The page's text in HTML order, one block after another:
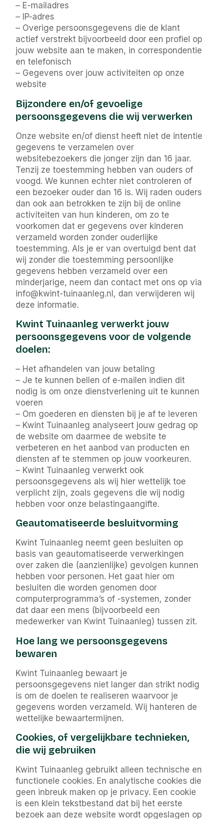
– E-mailadres
– IP-adres
– Overige persoonsgegevens die de klant
actief verstrekt bijvoorbeeld door een profiel op
jouw website aan te maken, in correspondentie
en telefonisch
– Gegevens over jouw activiteiten op onze
website
Bijzondere en/of gevoelige
persoonsgegevens die wij verwerken
Onze website en/of dienst heeft niet de intentie
gegevens te verzamelen over
websitebezoekers die jonger zijn dan 16 jaar.
Tenzij ze toestemming hebben van ouders of
voogd. We kunnen echter niet controleren of
een bezoeker ouder dan 16 is. Wij raden ouders
dan ook aan betrokken te zijn bij de online
activiteiten van hun kinderen, om zo te
voorkomen dat er gegevens over kinderen
verzameld worden zonder ouderlijke
toestemming. Als je er van overtuigd bent dat
wij zonder die toestemming persoonlijke
gegevens hebben verzameld over een
minderjarige, neem dan contact met ons op via
info@kwint-tuinaanleg.nl, dan verwijderen wij
deze informatie.
Kwint Tuinaanleg verwerkt jouw
persoonsgegevens voor de volgende
doelen:
– Het afhandelen van jouw betaling
– Je te kunnen bellen of e-mailen indien dit
nodig is om onze dienstverlening uit te kunnen
voeren
– Om goederen en diensten bij je af te leveren
– Kwint Tuinaanleg analyseert jouw gedrag op
de website om daarmee de website te
verbeteren en het aanbod van producten en
diensten af te stemmen op jouw voorkeuren.
– Kwint Tuinaanleg verwerkt ook
persoonsgegevens als wij hier wettelijk toe
verplicht zijn, zoals gegevens die wij nodig
hebben voor onze belastingaangifte.
Geautomatiseerde besluitvorming
Kwint Tuinaanleg neemt geen besluiten op
basis van geautomatiseerde verwerkingen
over zaken die (aanzienlijke) gevolgen kunnen
hebben voor personen. Het gaat hier om
besluiten die worden genomen door
computerprogramma’s of -systemen, zonder
dat daar een mens (bijvoorbeeld een
medewerker van Kwint Tuinaanleg) tussen zit.
Hoe lang we persoonsgegevens
bewaren
Kwint Tuinaanleg bewaart je
persoonsgegevens niet langer dan strikt nodig
is om de doelen te realiseren waarvoor je
gegevens worden verzameld. Wij hanteren de
wettelijke bewaartermijnen.
Cookies, of vergelijkbare technieken,
die wij gebruiken
Kwint Tuinaanleg gebruikt alleen technische en
functionele cookies. En analytische cookies die
geen inbreuk maken op je privacy. Een cookie
is een klein tekstbestand dat bij het eerste
bezoek aan deze website wordt opgeslagen op